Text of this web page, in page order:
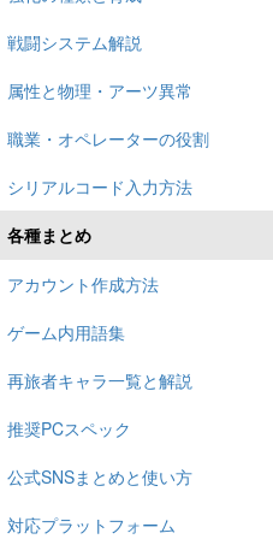
戦闘システム解説
属性と物理・アーツ異常
職業・オペレーターの役割
シリアルコード入力方法
各種まとめ
アカウント作成方法
ゲーム内用語集
再旅者キャラ一覧と解説
推奨PCスペック
公式SNSまとめと使い方
対応プラットフォーム